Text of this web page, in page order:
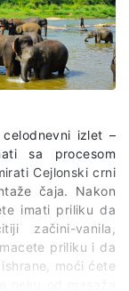
celodnevni izlet –
sa procesom
Cejlonski crni
čaja. Nakon
imati priliku da
začini-vanila,
priliku i da
moći ćete